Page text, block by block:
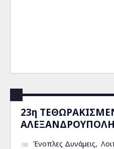
23η
Ένοπλες Δυνάμεις